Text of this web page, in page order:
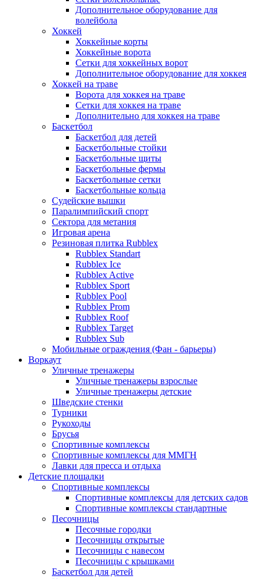
Дополнительное оборудование для
волейбола
Хоккей
Хоккейные корты
Хоккейные ворота
Сетки для хоккейных ворот
Дополнительное оборудование для хоккея
Хоккей на траве
Ворота для хоккея на траве
Сетки для хоккея на траве
Дополнительно для хоккея на траве
Баскетбол
Баскетбол для детей
Баскетбольные стойки
Баскетбольные щиты
Баскетбольные фермы
Баскетбольные сетки
Баскетбольные кольца
Судейские вышки
Паралимпийский спорт
Сектора для метания
Игровая арена
Резиновая плитка Rubblex
Rubblex Standart
Rubblex Ice
Rubblex Active
Rubblex Sport
Rubblex Pool
Rubblex Prom
Rubblex Roof
Rubblex Target
Rubblex Sub
Мобильные ограждения (Фан - барьеры)
Воркаут
Уличные тренажеры
Уличные тренажеры взрослые
Уличные тренажеры детские
Шведские стенки
Турники
Рукоходы
Брусья
Спортивные комплексы
Спортивные комплексы для ММГН
Лавки для пресса и отдыха
Детские площадки
Спортивные комплексы
Спортивные комплексы для детских садов
Спортивные комплексы стандартные
Песочницы
Песочные городки
Песочницы открытые
Песочницы с навесом
Песочницы с крышками
Баскетбол для детей